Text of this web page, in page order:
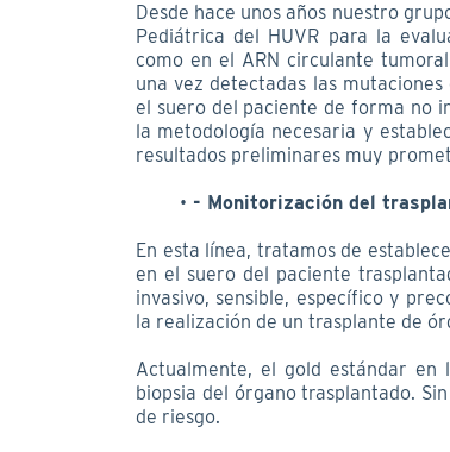
Desde hace unos años nuestro
Pediátrica del HUVR para la
como en el ARN circulante
una vez detectadas las
el suero del paciente de forma no
la metodología necesaria y
resultados preliminares muy
- Monitorización del
En esta línea, tratamos de
en el suero del paciente
invasivo, sensible, específico y
la realización de un trasplante de
Actualmente, el gold estándar
biopsia del órgano trasplantado.
de riesgo.